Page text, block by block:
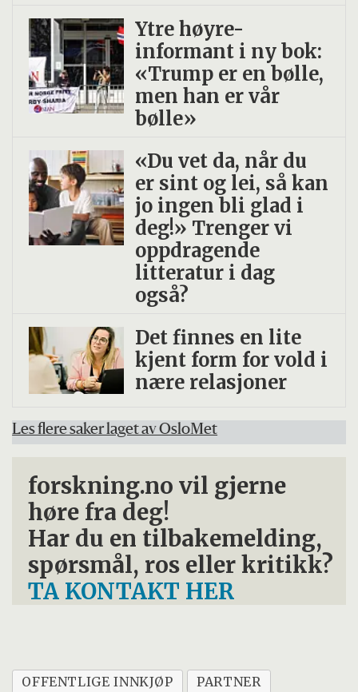
Ytre høyre-
informant i ny bok:
«Trump er en bølle,
men han er vår
bølle»
«Du vet da, når du
er sint og lei, så kan
jo ingen bli glad i
deg!» Trenger vi
oppdragende
litteratur i dag
også?
Det finnes en lite
kjent form for vold i
nære relasjoner
Les flere saker laget av OsloMet
forskning.no vil gjerne
høre fra deg!
Har du en tilbakemelding,
spørsmål, ros eller kritikk?
TA KONTAKT HER
OFFENTLIGE INNKJØP
PARTNER